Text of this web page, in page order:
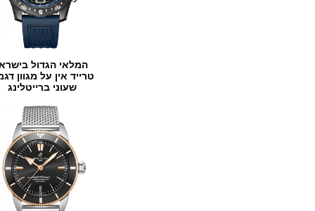
המלאי הגדול בישראל
טרייד אין על מגוון דגמים
שעוני ברייטלינג